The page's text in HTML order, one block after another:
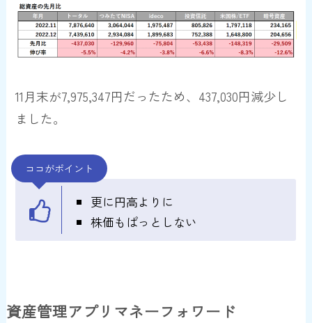
11月末が7,975,347円だったため、 437,030円減少し
ました。
ココがポイント
更に円高よりに
株価もぱっとしない
資産管理アプリマネーフォワード